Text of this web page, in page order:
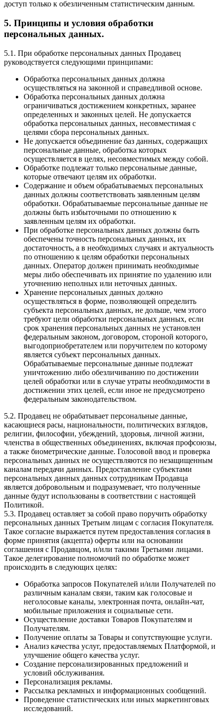
доступ только к обезличенным статистическим данным.
5. Принципы и условия обработки
персональных данных.
5.1. При обработке персональных данных Продавец
руководствуется следующими принципами:
Обработка персональных данных должна
осуществляться на законной и справедливой основе.
Обработка персональных данных должна
ограничиваться достижением конкретных, заранее
определенных и законных целей. Не допускается
обработка персональных данных, несовместимая с
целями сбора персональных данных.
Не допускается объединение баз данных, содержащих
персональные данные, обработка которых
осуществляется в целях, несовместимых между собой.
Обработке подлежат только персональные данные,
которые отвечают целям их обработки.
Содержание и объем обрабатываемых персональных
данных должны соответствовать заявленным целям
обработки. Обрабатываемые персональные данные не
должны быть избыточными по отношению к
заявленным целям их обработки.
При обработке персональных данных должны быть
обеспечены точность персональных данных, их
достаточность, а в необходимых случаях и актуальность
по отношению к целям обработки персональных
данных. Оператор должен принимать необходимые
меры либо обеспечивать их принятие по удалению или
уточнению неполных или неточных данных.
Хранение персональных данных должно
осуществляться в форме, позволяющей определить
субъекта персональных данных, не дольше, чем этого
требуют цели обработки персональных данных, если
срок хранения персональных данных не установлен
федеральным законом, договором, стороной которого,
выгодоприобретателем или поручителем по которому
является субъект персональных данных.
Обрабатываемые персональные данные подлежат
уничтожению либо обезличиванию по достижении
целей обработки или в случае утраты необходимости в
достижении этих целей, если иное не предусмотрено
федеральным законодательством.
5.2. Продавец не обрабатывает персональные данные,
касающиеся расы, национальности, политических взглядов,
религии, философии, убеждений, здоровья, личной жизни,
членства в общественных объединениях, включая профсоюзы,
а также биометрические данные. Голосовой ввод и проверка
персональных данных не осуществляются по незащищенным
каналам передачи данных. Предоставление субъектами
персональных данных данных сотрудникам Продавца
является добровольным и подразумевает, что полученные
данные будут использованы в соответствии с настоящей
Политикой.
5.3. Продавец оставляет за собой право поручить обработку
персональных данных Третьим лицам с согласия Покупателя.
Такое согласие выражается путем предоставления согласия в
форме принятия (акцепта) оферты или на основании
соглашения с Продавцом, и/или такими Третьими лицами.
Такое делегирование полномочий по обработке может
происходить в следующих целях:
Обработка запросов Покупателей и/или Получателей по
различным каналам связи, таким как голосовые и
неголосовые каналы, электронная почта, онлайн-чат,
мобильные приложения и социальные сети.
Осуществление доставки Товаров Покупателям и
Получателям.
Получение оплаты за Товары и сопутствующие услуги.
Анализ качества услуг, предоставляемых Платформой, и
улучшение общего качества услуг.
Создание персонализированных предложений и
условий обслуживания.
Персонализация рекламы.
Рассылка рекламных и информационных сообщений.
Проведение статистических или иных маркетинговых
исследований.